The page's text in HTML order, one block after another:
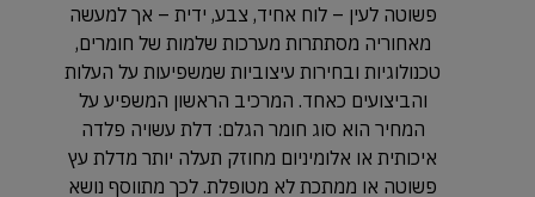
פשוטה לעין – לוח אחיד, צבע, ידית – אך למעשה
מאחוריה מסתתרות מערכות שלמות של חומרים,
טכנולוגיות ובחירות עיצוביות שמשפיעות על העלות
והביצועים כאחד. המרכיב הראשון המשפיע על
המחיר הוא סוג חומר הגלם: דלת עשויה פלדה
איכותית או אלומיניום מחוזק תעלה יותר מדלת עץ
פשוטה או ממתכת לא מטופלת. לכך מתווסף נושא